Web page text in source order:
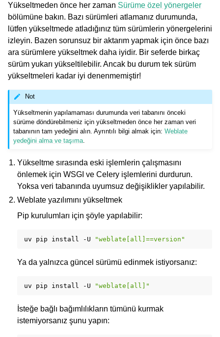
navigation of Yapılandırma yönergesi
Yükseltmeden önce her zaman Sürüme özel yönergeler
bölümüne bakın. Bazı sürümleri atlamanız durumunda,
lütfen yükseltmede atladığınız tüm sürümlerin yönergelerini
izleyin. Bazen sorunsuz bir aktarım yapmak için önce bazı
ara sürümlere yükseltmek daha iyidir. Bir seferde birkaç
sürüm yukarı yükseltilebilir. Ancak bu durum tek sürüm
yükseltmeleri kadar iyi denenmemiştir!
Not
Yükseltmenin yapılamaması durumunda veri tabanını önceki
sürüme döndürebilmeniz için yükseltmeden önce her zaman veri
tabanının tam yedeğini alın. Ayrıntılı bilgi almak için:Weblate
yedeğini alma ve taşıma
Yükseltme sırasında eski işlemlerin çalışmasını
önlemek için WSGI ve Celery işlemlerini durdurun.
Yoksa veri tabanında uyumsuz değişiklikler yapılabilir.
Weblate yazılımını yükseltmek
Pip kurulumları için şöyle yapılabilir:
uv pip install -U "weblate[all]==version"
Ya da yalnızca güncel sürümü edinmek istiyorsanız:
uv pip install -U "weblate[all]"
İsteğe bağlı bağımlılıkların tümünü kurmak
istemiyorsanız şunu yapın: